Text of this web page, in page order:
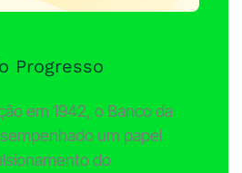
Progresso
em 1942, o Banco da
um papel
do